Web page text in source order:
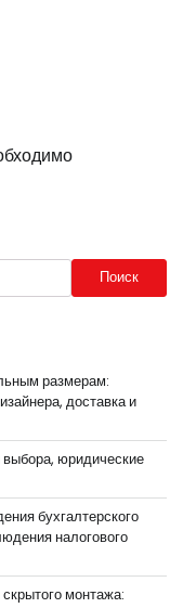
Поиск
размерам:
доставка и
юридические
бухгалтерского
налогового
монтажа: